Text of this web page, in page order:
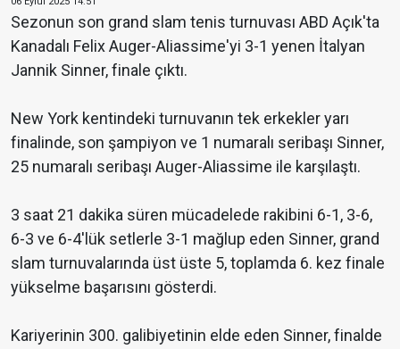
Sezonun son grand slam tenis turnuvası ABD Açık'ta
Kanadalı Felix Auger-Aliassime'yi 3-1 yenen İtalyan
Jannik Sinner, finale çıktı.
New York kentindeki turnuvanın tek erkekler yarı
finalinde, son şampiyon ve 1 numaralı seribaşı Sinner,
25 numaralı seribaşı Auger-Aliassime ile karşılaştı.
3 saat 21 dakika süren mücadelede rakibini 6-1, 3-6,
6-3 ve 6-4'lük setlerle 3-1 mağlup eden Sinner, grand
slam turnuvalarında üst üste 5, toplamda 6. kez finale
yükselme başarısını gösterdi.
Kariyerinin 300. galibiyetinin elde eden Sinner, finalde